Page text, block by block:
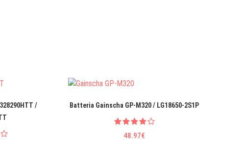
/
Batteria Gainscha GP-M320 / LG18650-2S1P
48.97€